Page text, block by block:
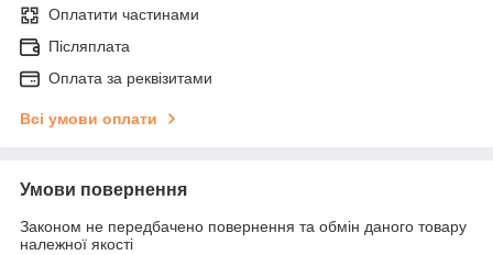
Оплатити частинами
Післяплата
Оплата за реквізитами
Всі умови оплати
Умови повернення
Законом не передбачено повернення та обмін даного товару
належної якості